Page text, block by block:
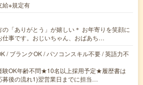
給※規定有
の「ありがとう」が嬉しい＊ お年寄りを笑顔に
仕事です。おじいちゃん、おばあち…
/ ブランクOK / パソコンスキル不要 / 英語力不
験OK年齢不問★10名以上採用予定★履歴書は
後の流れ1)翌営業日までに担当…